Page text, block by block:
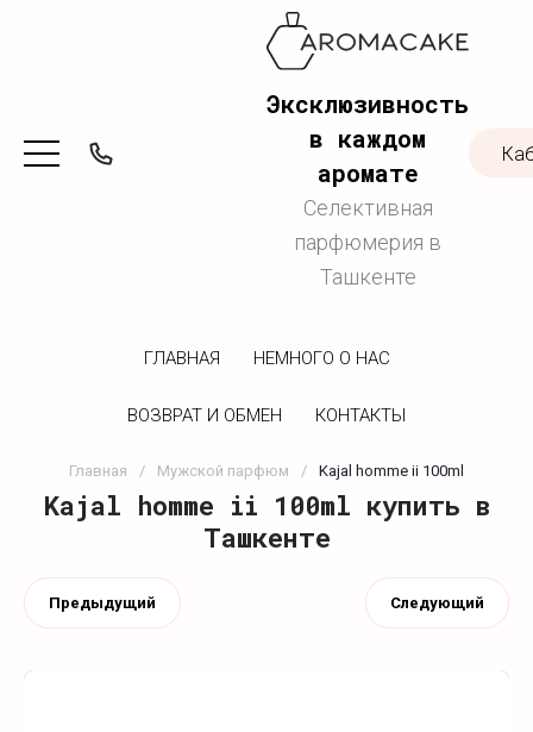
Эксклюзивность
в каждом
аромате
Селективная
парфюмерия в
Ташкенте
ГЛАВНАЯ НЕМНОГО О НАС
ВОЗВРАТ И ОБМЕН КОНТАКТЫ
Главная / Мужской парфюм / Kajal homme ii 100ml
Kajal homme ii 100ml купить в
Ташкенте
Предыдущий Следующий